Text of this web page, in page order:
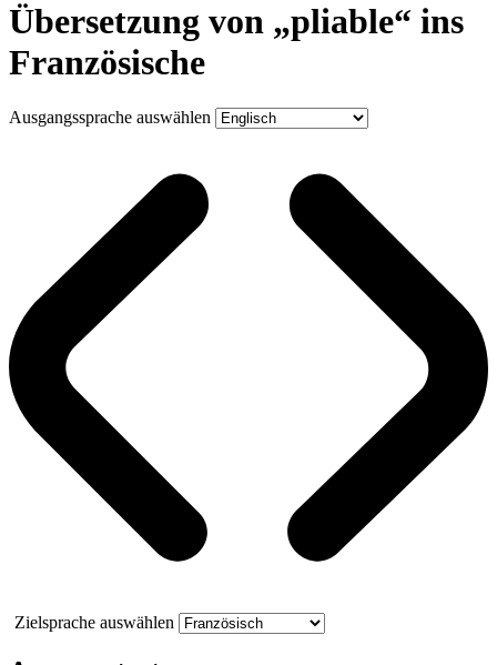
Übersetzung von „pliable“ ins
Französische
Ausgangssprache auswählen
Zielsprache auswählen